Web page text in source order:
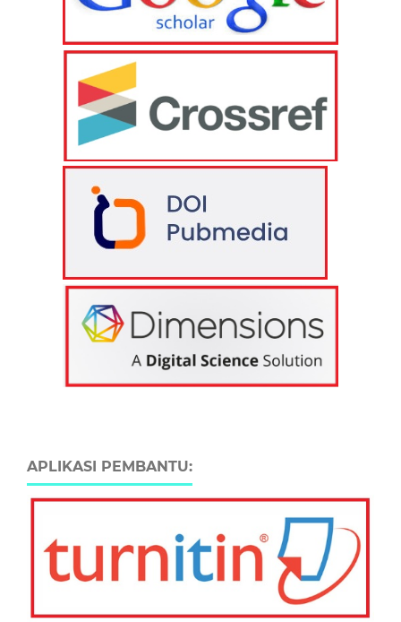
APLIKASI PEMBANTU: